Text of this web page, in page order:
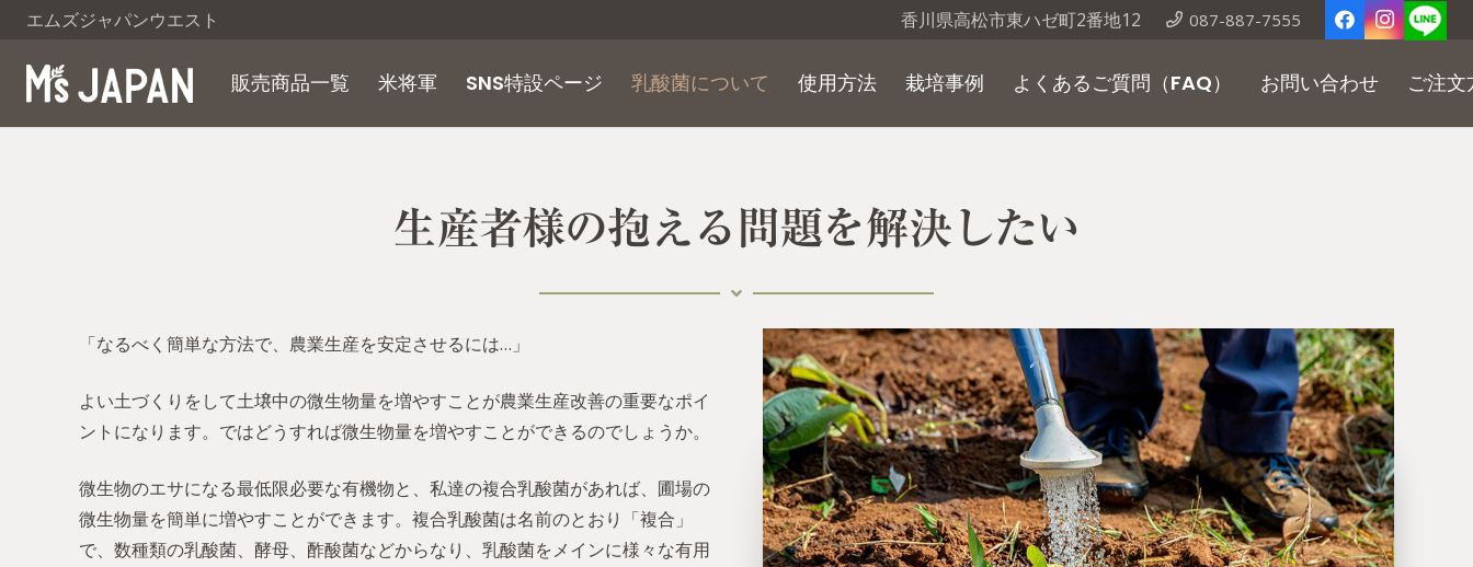
エムズジャパンウエスト 香川県高松市東ハゼ町2番地12 087-887-7555
販売商品一覧 米将軍 SNS特設ページ 乳酸菌について 使用方法 栽培事例 よくあるご質問（FAQ） お問い合わせ ご注文
​生産者様の抱える問題を解決したい
「なるべく簡単な方法で、農業生産を安定させるには…」
よい土づくりをして土壌中の微生物量を増やすことが農業生産改善の重要なポイ
ントになります。ではどうすれば微生物量を増やすことができるのでしょうか。
微生物のエサになる最低限必要な有機物と、私達の複合乳酸菌があれば、圃場の
微生物量を簡単に増やすことができます。複合乳酸菌は名前のとおり「複合」
で、数種類の乳酸菌、酵母、酢酸菌などからなり、乳酸菌をメインに様々な有用